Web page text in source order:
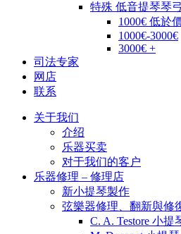
特殊 低音提琴琴弓
1000€ 低於
1000€-3000€
3000€ +
司法专家
网店
联系
关于我们
介绍
乐器买卖
对于我们的客户
乐器修理 – 修理店
新小提琴製作
弦樂器修理、翻新與修
C. A. Testore 小